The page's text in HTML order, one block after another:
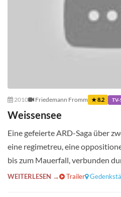
2010 Friedemann Fromm ★ 8.2 TV-
Weissensee
Eine gefeierte ARD-Saga über
eine regimetreu, eine
bis zum Mauerfall, verbunden
WEITERLESEN → Trailer